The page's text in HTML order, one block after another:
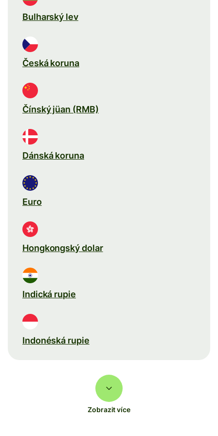
Bulharský lev
Česká koruna
Čínský jüan (RMB)
Dánská koruna
Euro
Hongkongský dolar
Indická rupie
Indonéská rupie
Zobrazit více